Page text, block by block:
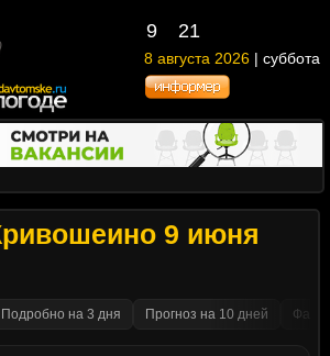
9 21
8 августа 2026 | суббота
9 июня
Подробно на 3 дня Прогноз на 10 дней